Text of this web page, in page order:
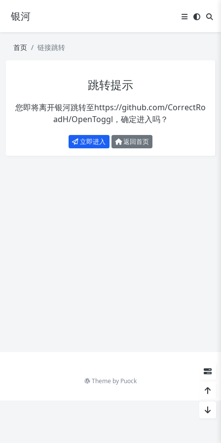
银河
首页 链接跳转
跳转提示
您即将离开银河跳转至https://github.com/CorrectRo
adH/OpenToggl ，确定进入吗？
立即进入 返回首页
Theme by Puock